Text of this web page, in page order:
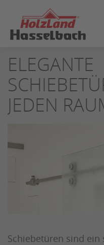
SEITENINHALT
SPRINGEN
ELEGANTE
JEDEN
Schiebetüren sind ein